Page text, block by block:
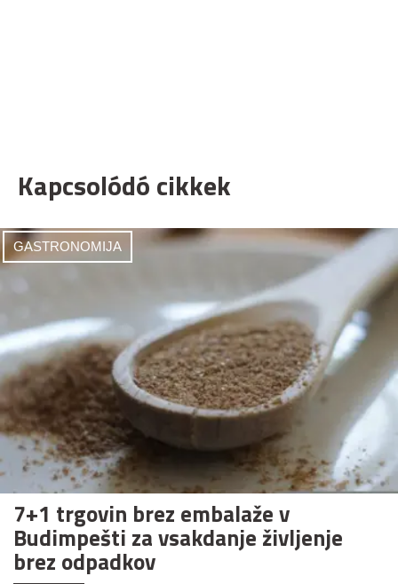
Kapcsolódó cikkek
GASTRONOMIJA
7+1 trgovin brez embalaže v
Budimpešti za vsakdanje življenje
brez odpadkov